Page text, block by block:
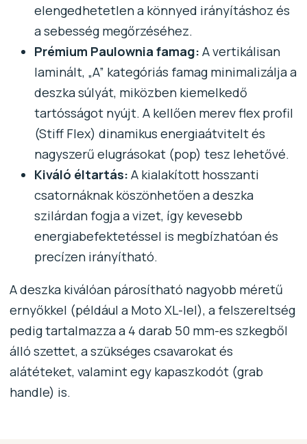
elengedhetetlen a könnyed irányításhoz és
a sebesség megőrzéséhez.
Prémium Paulownia famag: A vertikálisan
laminált, „A” kategóriás famag minimalizálja a
deszka súlyát, miközben kiemelkedő
tartósságot nyújt. A kellően merev flex profil
(Stiff Flex) dinamikus energiaátvitelt és
nagyszerű elugrásokat (pop) tesz lehetővé.
Kiváló éltartás: A kialakított hosszanti
csatornáknak köszönhetően a deszka
szilárdan fogja a vizet, így kevesebb
energiabefektetéssel is megbízhatóan és
precízen irányítható.
A deszka kiválóan párosítható nagyobb méretű
ernyőkkel (például a Moto XL-lel), a felszereltség
pedig tartalmazza a 4 darab 50 mm-es szkegből
álló szettet, a szükséges csavarokat és
alátéteket, valamint egy kapaszkodót (grab
handle) is.